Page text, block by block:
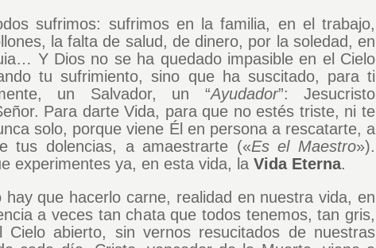
sufrimos: sufrimos en la familia, en el trabajo,
la falta de salud, de dinero, por la soledad, en
Y Dios no se ha quedado impasible en el Cielo
tu sufrimiento, sino que ha suscitado, para ti
un Salvador, un “Ayudador”: Jesucristo
Para darte Vida, para que no estés triste, ni te
solo, porque viene Él en persona a rescatarte, a
tus dolencias, a amaestrarte («Es el Maestro»).
experimentes ya, en esta vida, la Vida Eterna.
hay que hacerlo carne, realidad en nuestra vida, en
a veces tan chata que todos tenemos, tan gris,
Cielo abierto, sin vernos resucitados de nuestras